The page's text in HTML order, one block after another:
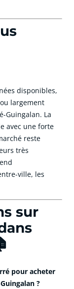
disponibles,
largement
Guingalan. La
avec une forte
reste
très
ville, les
sur
pour acheter
?